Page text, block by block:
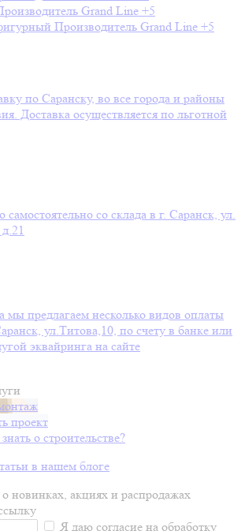
Grand Line +5
Производитель Grand Line +5
по Саранску, во все города и районы
Доставка осуществляется по льготной
самостоятельно со склада в г. Саранск, ул.
мы предлагаем несколько видов оплаты
ул.Титова,10, по счету в банке или
эквайринга на сайте
проект
о строительстве?
в нашем блоге
новинках, акциях и распродажах
Я даю согласие на обработку